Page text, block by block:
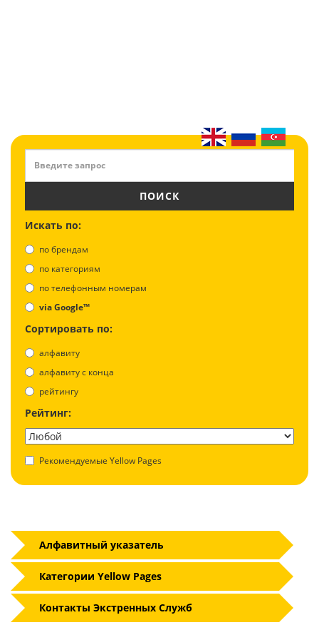
ПОИСК
Искать по:
по брендам
по категориям
по телефонным номерам
via Google™
Сортировать по:
алфавиту
aлфавиту с конца
рейтингу
Рейтинг:
Рекомендуемые Yellow Pages
Алфавитный указатель
Категории Yellow Pages
Контакты Экстренных Служб